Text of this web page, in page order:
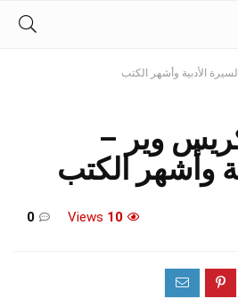
الأدبية وأشهر الكتب
وير –
وأشهر الكتب
10
0